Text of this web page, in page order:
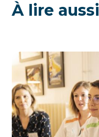
À lire aussi